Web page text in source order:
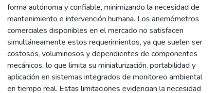
forma autónoma y confiable, minimizando la necesidad de
mantenimiento e intervención humana. Los anemómetros
comerciales disponibles en el mercado no satisfacen
simultáneamente estos requerimientos, ya que suelen ser
costosos, voluminosos y dependientes de componentes
mecánicos, lo que limita su miniaturización, portabilidad y
aplicación en sistemas integrados de monitoreo ambiental
en tiempo real. Estas limitaciones evidencian la necesidad